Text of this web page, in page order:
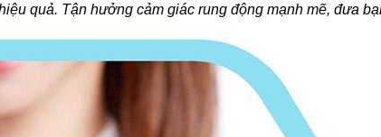
quả. Tận hưởng cảm giác rung động mạnh mẽ, đưa